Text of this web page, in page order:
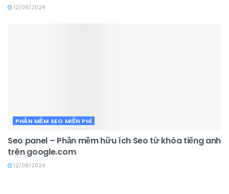
12/08/2024
PHẦN MỀM SEO MIỄN PHÍ
Seo panel – Phần mềm hữu ích Seo từ khóa tiếng anh
trên google.com
12/08/2024